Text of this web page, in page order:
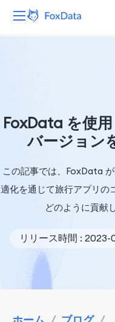
リソース
価格
FoxData を使
バージョン
この記事では、FoxData
適化を通じて旅行アプリの
どのように貢献
リリース時間 : 2023-